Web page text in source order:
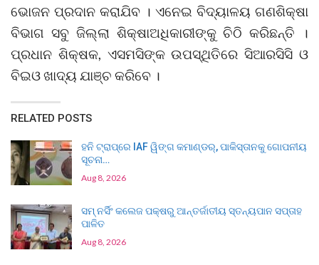
ଭୋଜନ ପ୍ରଦାନ କରାଯିବ । ଏନେଇ ବିଦ୍ୟାଳୟ ଗଣଶିକ୍ଷା
ବିଭାଗ ସବୁ ଜିଲ୍ଲା ଶିକ୍ଷାଅଧିକାରୀଙ୍କୁ ଚିଠି କରିଛନ୍ତି ।
ପ୍ରଧାନ ଶିକ୍ଷକ, ଏସମସିଙ୍କ ଉପସ୍ଥିତିରେ ସିଆରସିସି ଓ
ବିଇଓ ଖାଦ୍ୟ ଯାଞ୍ଚ କରିବେ ।
RELATED POSTS
ହନି ଟ୍ରାପ୍‌ରେ IAF ୱିଙ୍ଗ କମାଣ୍ଡର୍, ପାକିସ୍ତାନକୁ ଗୋପନୀୟ
ସୂଚନା…
Aug 8, 2026
ସମ୍ ନର୍ସିଂ କଲେଜ ପକ୍ଷରୁ ଆନ୍ତର୍ଜାତୀୟ ସ୍ତନ୍ୟପାନ ସପ୍ତାହ
ପାଳିତ
Aug 8, 2026